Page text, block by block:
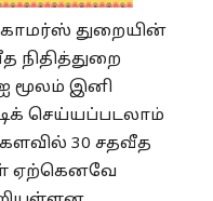
துறையின்
நிதித்துறை
மூலம் இனி
செய்யப்படலாம்
30 சதவீத
ஏற்கெனவே